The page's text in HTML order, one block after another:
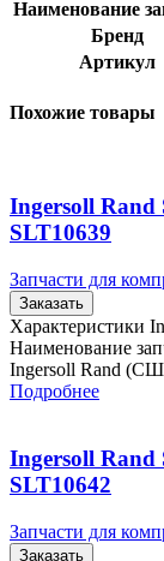
Наименование
Бренд
Артикул
Похожие товары
Ingersoll
SLT10639
Запчасти для
Заказать
Характеристики
Наименование
Ingersoll Rand
Подробнее
Ingersoll
SLT10642
Запчасти для
Заказать